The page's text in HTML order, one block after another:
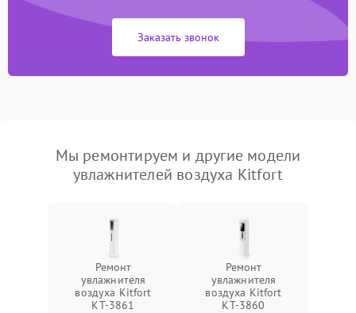
Заказать звонок
Мы ремонтируем и другие модели
увлажнителей воздуха Kitfort
Ремонт
увлажнителя
воздуха Kitfort
КТ-3861
Ремонт
увлажнителя
воздуха Kitfort
КТ-3860